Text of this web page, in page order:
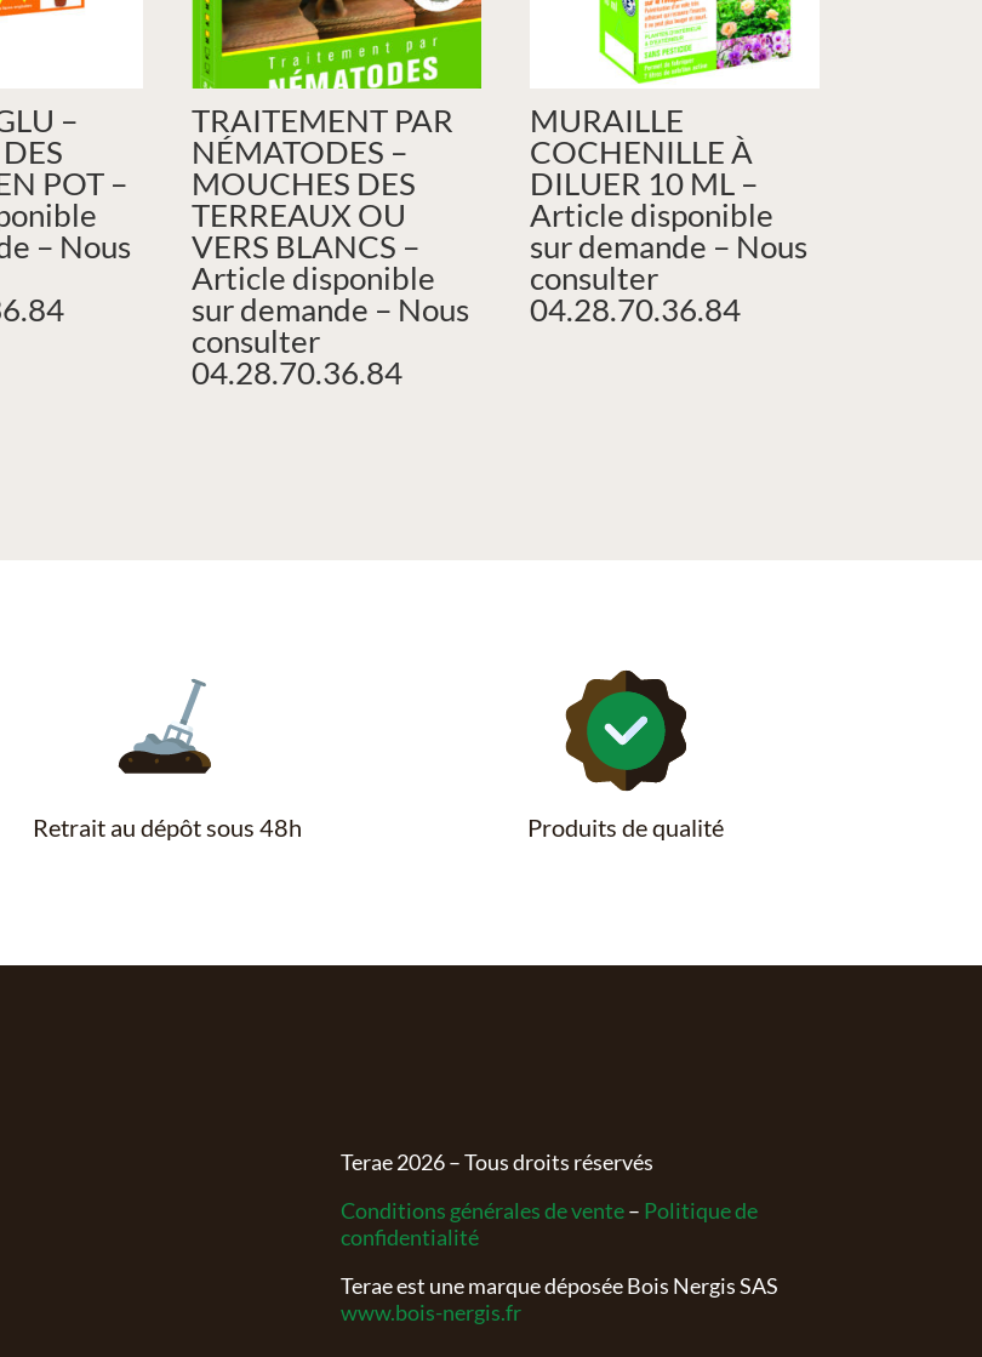
–
POT –
– Nous
TRAITEMENT PAR
NÉMATODES –
MOUCHES DES
TERREAUX OU
VERS BLANCS –
Article disponible
sur demande – Nous
consulter
04.28.70.36.84
MURAILLE
COCHENILLE À
DILUER 10 ML –
Article disponible
sur demande – Nous
consulter
04.28.70.36.84
Retrait au dépôt sous 48h Produits de qualité
Terae2026– Tous droits réservés
Conditions générales de vente– Politique de
confidentialité
Terae est une marque déposée Bois Nergis SAS
www.bois-nergis.fr